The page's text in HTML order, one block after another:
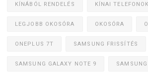
KÍNÁBÓL RENDELÉS KÍNAI TELEFONOK
LEGJOBB OKOSÓRA OKOSÓRA
ONEPLUS 7T SAMSUNG FRISSÍTÉS
SAMSUNG GALAXY NOTE 9